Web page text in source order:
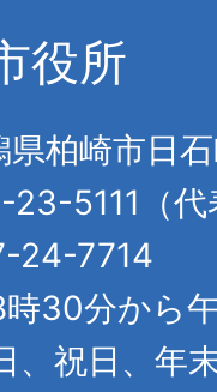
役所
柏崎市日
5111（代
24-7714
30分から
、祝日、年